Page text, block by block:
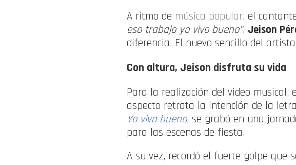
A ritmo de música popular, el
eso trabajo yo vivo bueno”, Jeison
diferencia. El nuevo sencillo del
Con altura, Jeison disfruta su vida
Para la realización del video musical,
aspecto retrata la intención de la
Yo vivo bueno, se grabó en una
para las escenas de fiesta.
A su vez, recordó el fuerte golpe que